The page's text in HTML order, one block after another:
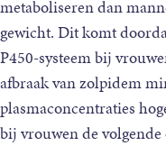
metaboliseren dan
gewicht. Dit komt
P450-systeem bij
afbraak van zolpidem
plasmaconcentraties
bij vrouwen de